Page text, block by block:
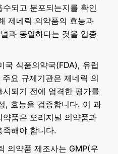
되고 분포되는지를 확인
제네릭 의약품의 효능과
과 동일하다는 것을 입증
국 식품의약국(FDA), 유럽
요 규제기관은 제네릭 의
시되기 전에 엄격한 평가를
, 효능을 검증합니다. 이 과
약품은 오리지널 의약품과
족해야 합니다.
의약품 제조사는 GMP(우